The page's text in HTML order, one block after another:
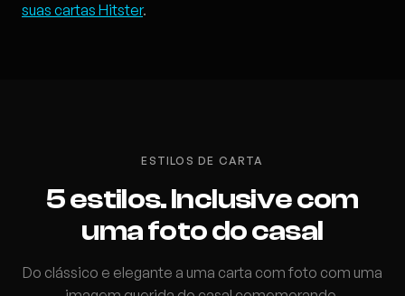
suas cartas Hitster.
ESTILOS DE CARTA
5 estilos. Inclusive com
uma foto do casal
Do clássico e elegante a uma carta com foto com uma